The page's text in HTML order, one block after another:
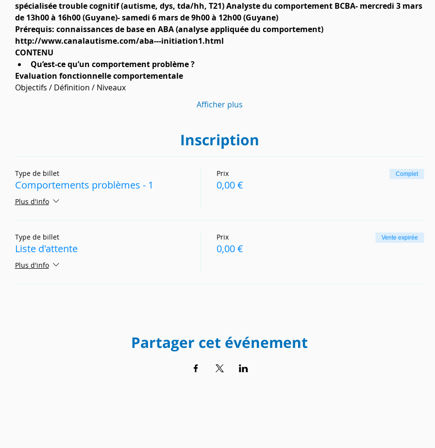
spécialisée trouble cognitif (autisme, dys, tda/hh, T21) Analyste du comportement BCBA- mercredi 3 mars
de 13h00 à 16h00 (Guyane)- samedi 6 mars de 9h00 à 12h00 (Guyane)
Prérequis: connaissances de base en ABA (analyse appliquée du comportement)
http://www.canalautisme.com/aba---initiation1.html
CONTENU​
Qu’est-ce qu’un comportement problème ?
Evaluation fonctionnelle comportementale
Objectifs / Définition / Niveaux
Afficher plus
Inscription
Type de billet
Comportements problèmes - 1
Plus d'info
Prix
0,00 €
Complet
Type de billet
Liste d'attente
Plus d'info
Prix
0,00 €
Vente expirée
Partager cet événement